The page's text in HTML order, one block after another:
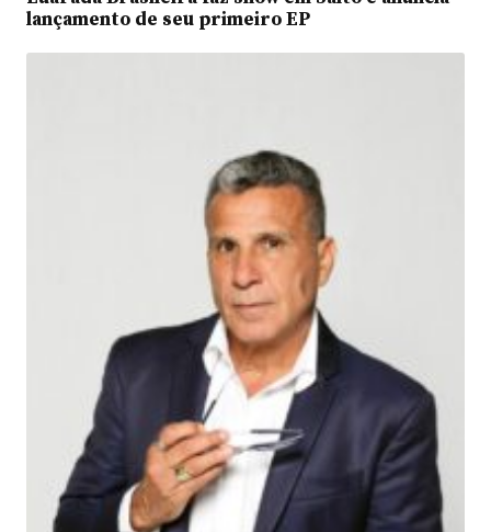
lançamento de seu primeiro EP